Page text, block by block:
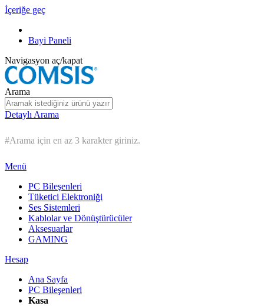
İçeriğe geç
Bayi Paneli
Navigasyon aç/kapat
Arama
Detaylı Arama
#Arama için en az 3 karakter giriniz.
Menü
PC Bileşenleri
Tüketici Elektroniği
Ses Sistemleri
Kablolar ve Dönüştürücüler
Aksesuarlar
GAMING
Hesap
Ana Sayfa
PC Bileşenleri
Kasa